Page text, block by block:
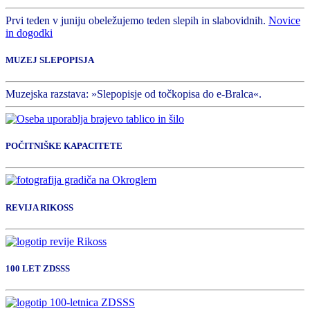
Prvi teden v juniju obeležujemo teden slepih in slabovidnih. Novice
in dogodki
MUZEJ SLEPOPISJA
Muzejska razstava: »Slepopisje od točkopisa do e-Bralca«.
POČITNIŠKE KAPACITETE
REVIJA RIKOSS
100 LET ZDSSS